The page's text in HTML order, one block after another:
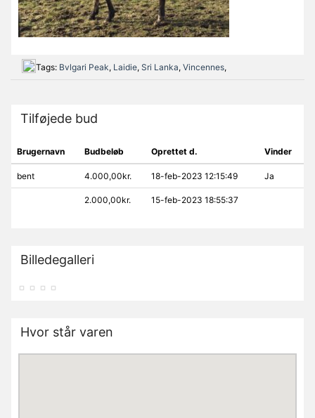
Tags: Bvlgari Peak, Laidie, Sri Lanka, Vincennes,
Tilføjede bud
Brugernavn Budbeløb Oprettet d. Vinder
bent 4.000,00kr. 18-feb-2023 12:15:49 Ja
2.000,00kr. 15-feb-2023 18:55:37
Billedegalleri
Hvor står varen